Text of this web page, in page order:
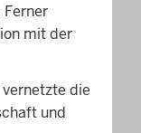
mit der
die
und